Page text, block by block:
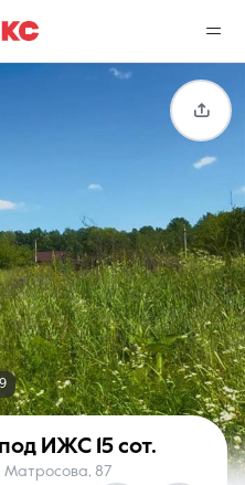
Сравнение
0 объявлений
Услуги
Контакты
под ИЖС 15 сот.
Матросова, 87